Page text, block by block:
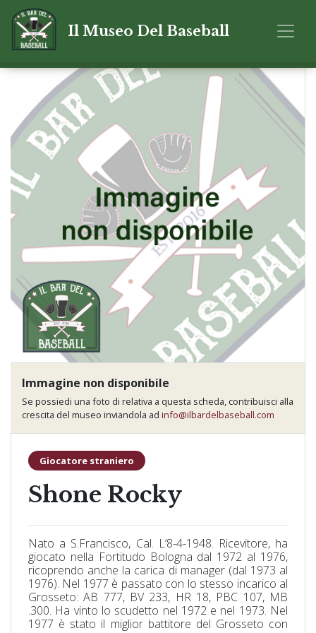
Il Museo Del Baseball
Giocatore straniero
Shone Rocky
Nato a S.Francisco, Cal. L’8-4-1948. Ricevitore, ha
giocato nella Fortitudo Bologna dal 1972 al 1976,
ricoprendo anche la carica di manager (dal 1973 al
1976). Nel 1977 è passato con lo stesso incarico al
Grosseto: AB 777, BV 233, HR 18, PBC 107, MB
.300. Ha vinto lo scudetto nel 1972 e nel 1973. Nel
1977 è stato il miglior battitore del Grosseto con
Immagine non disponibile
Se possiedi una foto di relativa a questa scheda, contribuisci alla
crescita del museo inviandola ad info@ilbardelbaseball.com